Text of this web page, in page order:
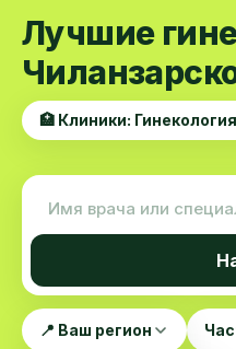
Лучшие
🏥 Клиники:
📍 Ваш регион